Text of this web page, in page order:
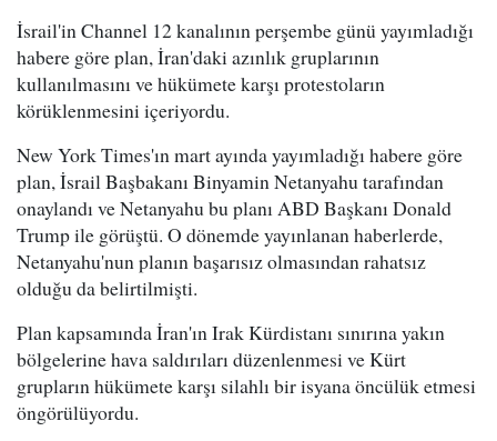
İsrail'in Channel 12 kanalının perşembe günü yayımladığı
habere göre plan, İran'daki azınlık gruplarının
kullanılmasını ve hükümete karşı protestoların
körüklenmesini içeriyordu.
New York Times'ın mart ayında yayımladığı habere göre
plan, İsrail Başbakanı Binyamin Netanyahu tarafından
onaylandı ve Netanyahu bu planı ABD Başkanı Donald
Trump ile görüştü. O dönemde yayınlanan haberlerde,
Netanyahu'nun planın başarısız olmasından rahatsız
olduğu da belirtilmişti.
Plan kapsamında İran'ın Irak Kürdistanı sınırına yakın
bölgelerine hava saldırıları düzenlenmesi ve Kürt
grupların hükümete karşı silahlı bir isyana öncülük etmesi
öngörülüyordu.